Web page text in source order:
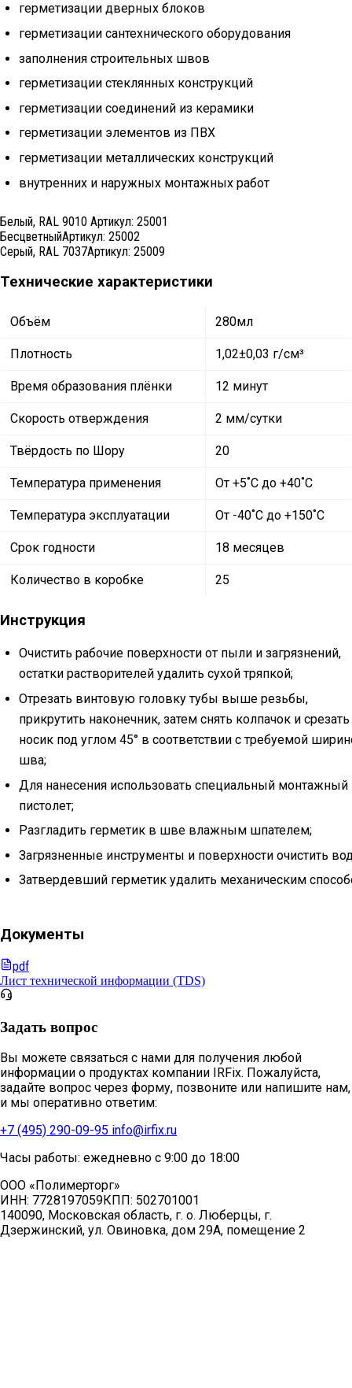
герметизации дверных блоков
герметизации сантехнического оборудования
заполнения строительных швов
герметизации стеклянных конструкций
герметизации соединений из керамики
герметизации элементов из ПВХ
герметизации металлических конструкций
внутренних и наружных монтажных работ
Белый, RAL 9010 Артикул: 25001
БесцветныйАртикул: 25002
Серый, RAL 7037Артикул: 25009
Технические характеристики
Объём 280мл
Плотность 1,02±0,03 г/см³
Время образования плёнки 12 минут
Скорость отверждения 2 мм/сутки
Твёрдость по Шору 20
Температура применения От +5˚C до +40˚C
Температура эксплуатации От -40˚C до +150˚C
Срок годности 18 месяцев
Количество в коробке 25
Инструкция
Очистить рабочие поверхности от пыли и загрязнений,
остатки растворителей удалить сухой тряпкой;
Отрезать винтовую головку тубы выше резьбы,
прикрутить наконечник, затем снять колпачок и срезать
носик под углом 45° в соответствии с требуемой
шва;
Для нанесения использовать специальный монтажный
пистолет;
Разгладить герметик в шве влажным шпателем;
Загрязненные инструменты и поверхности очистить
Затвердевший герметик удалить механическим
Документы
pdf
Лист технической информации (TDS)
Задать вопрос
Вы можете связаться с нами для получения любой
информации о продуктах компании IRFix. Пожалуйста,
задайте вопрос через форму, позвоните или напишите нам,
и мы оперативно ответим:
+7 (495) 290-09-95 info@irfix.ru
Часы работы: ежедневно с 9:00 до 18:00
ООО «Полимерторг»
ИНН: 7728197059КПП: 502701001
140090, Московская область, г. о. Люберцы, г.
Дзержинский, ул. Овиновка, дом 29А, помещение 2